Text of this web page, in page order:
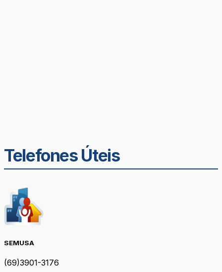
Telefones Úteis
SEMUSA
(69)3901-3176